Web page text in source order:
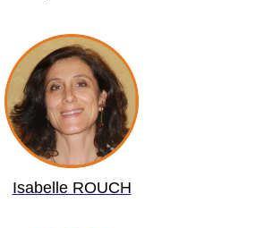
Isabelle ROUCH